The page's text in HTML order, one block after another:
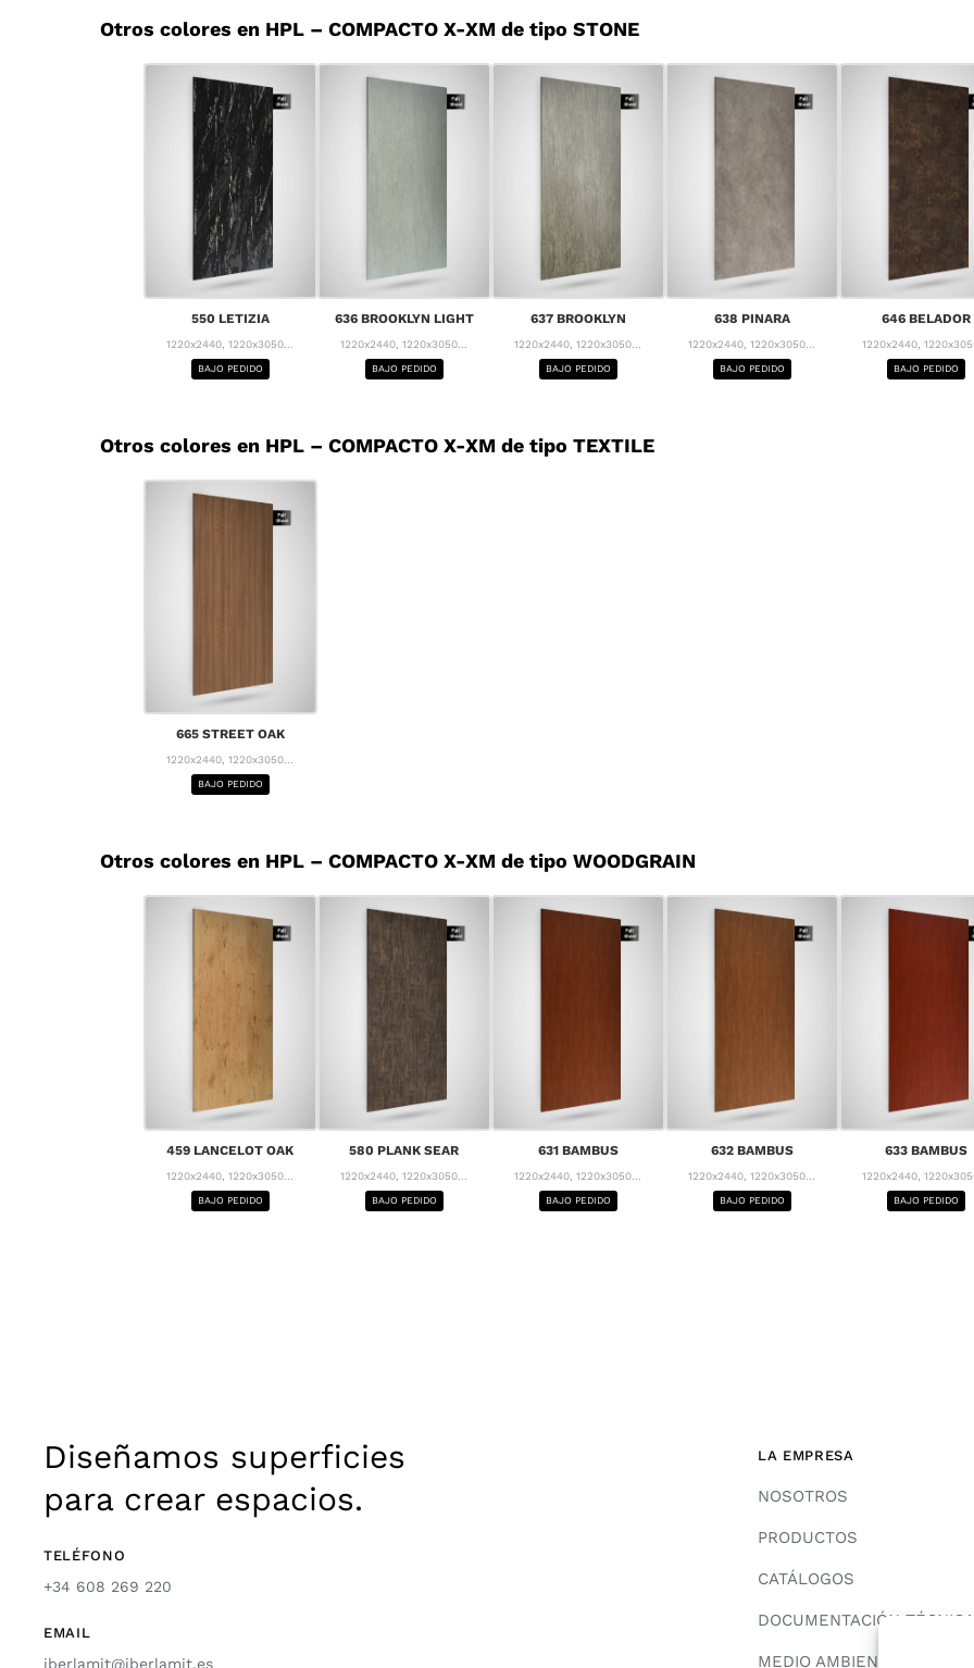
Otros colores en HPL – COMPACTO X-XM de tipo STONE
550 LETIZIA
1220x2440, 1220x3050...
BAJO PEDIDO
636 BROOKLYN LIGHT
1220x2440, 1220x3050...
BAJO PEDIDO
637 BROOKLYN
1220x2440, 1220x3050...
BAJO PEDIDO
638 PINARA
1220x2440, 1220x3050...
BAJO PEDIDO
646 BELADOR
1220x2440,
BAJO PEDIDO
Otros colores en HPL – COMPACTO X-XM de tipo TEXTILE
665 STREET OAK
1220x2440, 1220x3050...
BAJO PEDIDO
Otros colores en HPL – COMPACTO X-XM de tipo WOODGRAIN
459 LANCELOT OAK
1220x2440, 1220x3050...
BAJO PEDIDO
580 PLANK SEAR
1220x2440, 1220x3050...
BAJO PEDIDO
631 BAMBUS
1220x2440, 1220x3050...
BAJO PEDIDO
632 BAMBUS
1220x2440, 1220x3050...
BAJO PEDIDO
633 BAMBUS
1220x2440,
BAJO PEDIDO
Diseñamos superficies
para crear espacios.
TELÉFONO
+34 608 269 220
EMAIL
iberlamit@iberlamit.es
LA EMPRESA
NOSOTROS
PRODUCTOS
CATÁLOGOS
DOCUMENTACIÓN TÉCNICA
MEDIO AMBIENTE